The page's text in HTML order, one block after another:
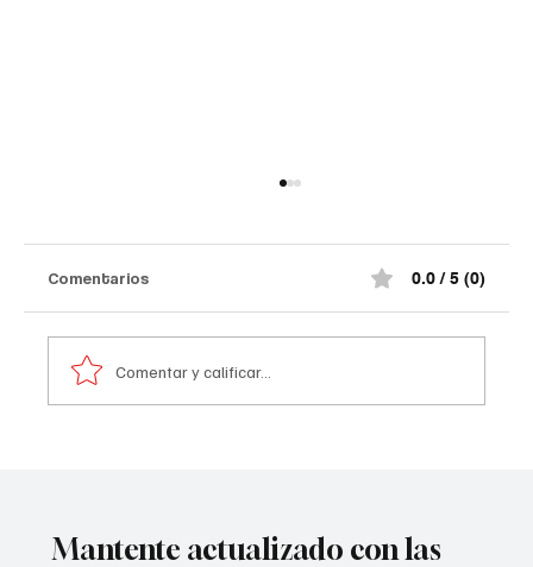
Comediante señalado de acoso
Comentarios 0.0 / 5 (0)
Comentar y calificar...
Mantente actualizado con las